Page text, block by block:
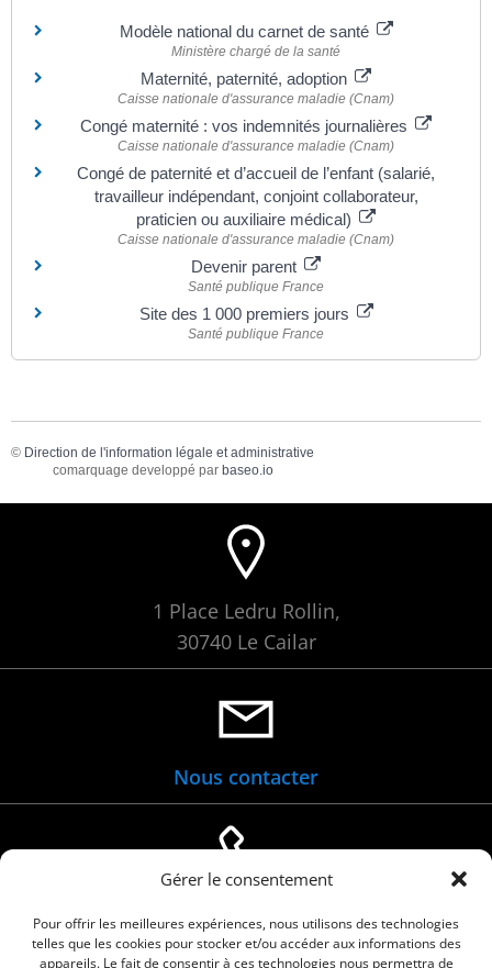
Gérer le consentement
Pour offrir les meilleures expériences, nous utilisons des technologies
telles que les cookies pour stocker et/ou accéder aux informations des
appareils. Le fait de consentir à ces technologies nous permettra de
Modèle national du carnet de santé
Ministère chargé de la santé
Maternité, paternité, adoption
Caisse nationale d'assurance maladie (Cnam)
Congé maternité : vos indemnités journalières
Caisse nationale d'assurance maladie (Cnam)
Congé de paternité et d’accueil de l’enfant (salarié,
travailleur indépendant, conjoint collaborateur,
praticien ou auxiliaire médical)
Caisse nationale d'assurance maladie (Cnam)
Devenir parent
Santé publique France
Site des 1 000 premiers jours
Santé publique France
© Direction de l'information légale et administrative
comarquage developpé par baseo.io
1 Place Ledru Rollin,
30740 Le Cailar
Nous contacter
04 66 88 01 05